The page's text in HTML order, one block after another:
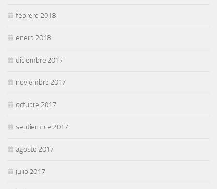
febrero 2018
enero 2018
diciembre 2017
noviembre 2017
octubre 2017
septiembre 2017
agosto 2017
julio 2017